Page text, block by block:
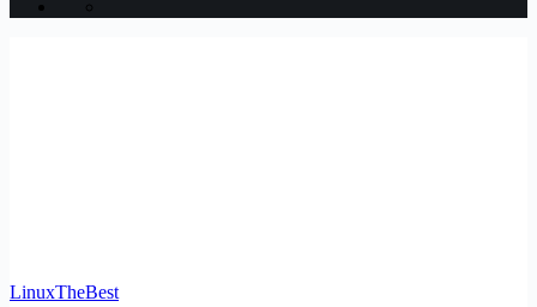
LinuxTheBest